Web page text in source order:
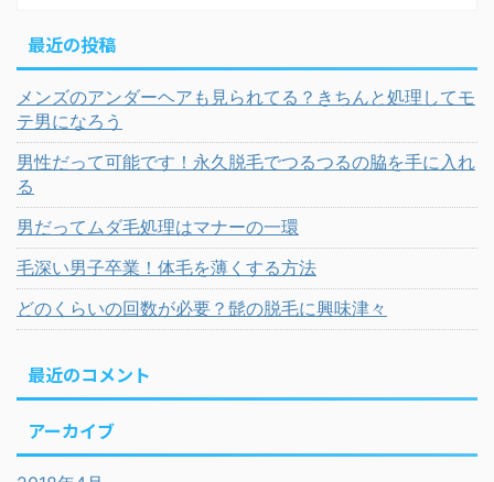
最近の投稿
メンズのアンダーヘアも見られてる？きちんと処理してモ
テ男になろう
男性だって可能です！永久脱毛でつるつるの脇を手に入れ
る
男だってムダ毛処理はマナーの一環
毛深い男子卒業！体毛を薄くする方法
どのくらいの回数が必要？髭の脱毛に興味津々
最近のコメント
アーカイブ